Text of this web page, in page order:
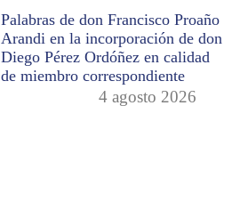
Palabras de don Francisco Proaño
Arandi en la incorporación de don
Diego Pérez Ordóñez en calidad
de miembro correspondiente
4 agosto 2026